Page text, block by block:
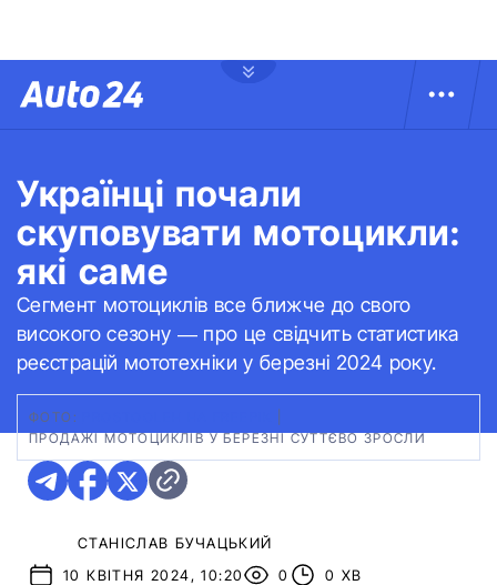
Українці почали
скуповувати мотоцикли:
які саме
Сегмент мотоциклів все ближче до свого
високого сезону — про це свідчить статистика
реєстрацій мототехніки у березні 2024 року.
ФОТО:
ПРОДАЖІ МОТОЦИКЛІВ У БЕРЕЗНІ СУТТЄВО ЗРОСЛИ
СТАНІСЛАВ БУЧАЦЬКИЙ
10 КВІТНЯ 2024, 10:20
0 0 ХВ